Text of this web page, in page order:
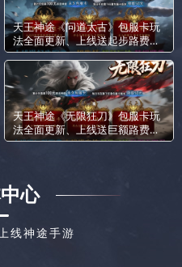
天王神途《问道太古》包服卡玩
法全面更新、上线送起步路费、
一切靠打、超多玩法、草根消费
（成长神器特色玩法邀你来战）
天王神途《无限狂刀》包服卡玩
法全面更新、上线送巨额路费、
小怪爆充值、赞助可打、丝滑无
心
线神途手游